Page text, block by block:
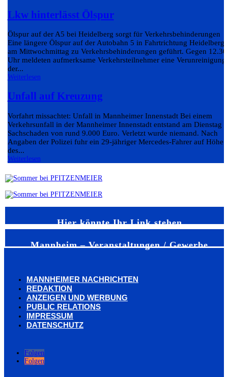
Lkw hinterlässt Ölspur
Ölspur auf der A5 bei Heidelberg sorgt für Verkehrsbehinderungen
Eine längere Ölspur auf der Autobahn 5 in Fahrtrichtung Heidelberg
am Mittwochmittag zu Verkehrsbehinderungen geführt. Gegen 12.30
Uhr meldeten aufmerksame Verkehrsteilnehmer eine Verunreinigung
der...
Weiterlesen
Unfall auf Kreuzung
Vorfahrt missachtet: Unfall in Mannheimer Innenstadt Bei einem
Verkehrsunfall in der Mannheimer Innenstadt entstand am Dienstag
Sachschaden von rund 9.000 Euro. Verletzt wurde niemand. Nach
Angaben der Polizei fuhr ein 29-jähriger Mercedes-Fahrer auf Höhe
des...
Weiterlesen
Hier könnte Ihr Link stehen
Mannheim – Veranstaltungen / Gewerbe
MANNHEIMER NACHRICHTEN
REDAKTION
ANZEIGEN UND WERBUNG
PUBLIC RELATIONS
IMPRESSUM
DATENSCHUTZ
Folgen
Folgen